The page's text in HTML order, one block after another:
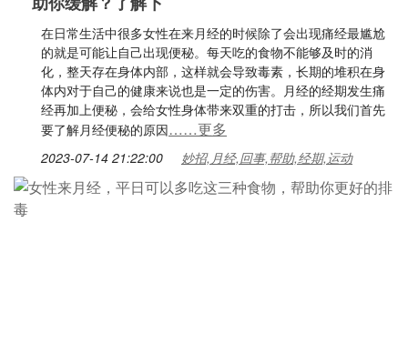
在日常生活中很多女性在来月经的时候除了会出现痛经最尴尬
的就是可能让自己出现便秘。每天吃的食物不能够及时的消
化，整天存在身体内部，这样就会导致毒素，长期的堆积在身
体内对于自己的健康来说也是一定的伤害。月经的经期发生痛
经再加上便秘，会给女性身体带来双重的打击，所以我们首先
要了解月经便秘的原因……更多
2023-07-14 21:22:00 妙招,月经,回事,帮助,经期,运动